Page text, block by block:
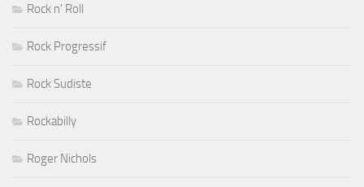
Rock n' Roll
Rock Progressif
Rock Sudiste
Rockabilly
Roger Nichols